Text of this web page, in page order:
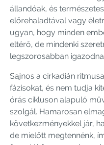
állandóak, és
előrehaladtával vagy
ugyan, hogy minden
eltérő, de mindenki
legszorosabban
Sajnos a cirkadián
fázisokat, és nem tudja
órás cikluson alapuló
szolgál. Hamarosan
következményekkel jár,
de mielőtt megtennénk,